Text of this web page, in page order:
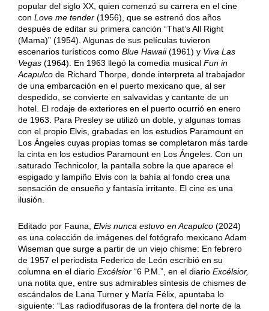
popular del siglo XX, quien comenzó su carrera en el cine
con Love me tender(1956), que se estrenó dos años
después de editar su primera canción “That’s All Right
(Mama)” (1954). Algunas de sus películas tuvieron
escenarios turísticos como Blue Hawaii(1961) y Viva Las
Vegas(1964). En 1963 llegó la comedia musical Fun in
Acapulco de Richard Thorpe, donde interpreta al trabajador
de una embarcación en el puerto mexicano que, al ser
despedido, se convierte en salvavidas y cantante de un
hotel. El rodaje de exteriores en el puerto ocurrió en enero
de 1963. Para Presley se utilizó un doble, y algunas tomas
con el propio Elvis, grabadas en los estudios Paramount en
Los Ángeles cuyas propias tomas se completaron más tarde
la cinta en los estudios Paramount en Los Ángeles. Con un
saturado Technicolor, la pantalla sobre la que aparece el
espigado y lampiño Elvis con la bahía al fondo crea una
sensación de ensueño y fantasía irritante. El cine es una
ilusión.
Editado por Fauna, Elvis nunca estuvo en Acapulco(2024)
es una colección de imágenes del fotógrafo mexicano Adam
Wiseman que surge a partir de un viejo chisme: En febrero
de 1957 el periodista Federico de León escribió en su
columna en el diario Excélsior“6 P.M.”, en el diario Excélsior,
una notita que, entre sus admirables síntesis de chismes de
escándalos de Lana Turner y María Félix, apuntaba lo
siguiente: “Las radiodifusoras de la frontera del norte de la